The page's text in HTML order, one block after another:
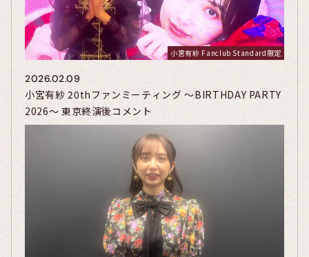
小宮有紗 Fanclub Standard限定
2026.02.09
小宮有紗 20thファンミーティング ～BIRTHDAY PARTY
2026～ 東京終演後コメント